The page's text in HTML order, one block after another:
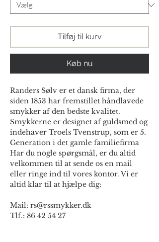
Tilføj til kurv
Køb nu
Randers Sølv er et dansk firma, der
siden 1853 har fremstillet håndlavede
smykker af den bedste kvalitet.
Smykkerne er designet af guldsmed og
indehaver Troels Tvenstrup, som er 5.
Generation i det gamle familiefirma
Har du nogle spørgsmål, er du altid
velkommen til at sende os en mail
eller ringe ind til vores kontor. Vi er
altid klar til at hjælpe dig:
Mail: rs@rssmykker.dk
Tlf.: 86 42 54 27